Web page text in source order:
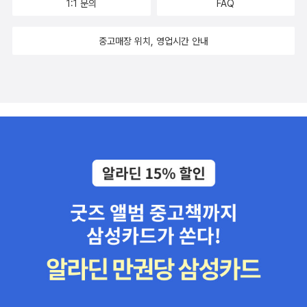
방향이기 때문에 땅으로 처지면 죽음을 당하는 것으로 되어 있다._ 강
하지만, 시인은 아킬레우스를 한 단계 성장시킨다. 바로 <일리아스>
마음과 사지에서 떠나자 자리에서 벌떡 일어나 노인의 손을 잡고 일
으켜 세우더니 노인의 흰 머리와 흰 수염을 불쌍히 여겨 그를 향해 이
렇게 물 흐르듯 거침없이 말했다. '아아, 불쌍하신 분! 그대는 마음속
으로 많은 불행을 참았소이다...(513 ~ 518)... 아무리 괴롭더라도 우
리의 슬픔은 마음속에 누워 있도록 내버려둡시다. 싸늘한 통곡은 아
무런 도움도 되지 않을 테니까요. 그렇게 신들은 비참한 인간들의 운
명을 정해놓으셨소. 괴로워하며 살아가도록 말이오. 하나 그분들 자
부를 수가 없었을 것이다. 그런데 여인들은 그런 오르페우스를 그냥
달라고 밤낮으로 오르페우스에게 애원했다. 그러나 남산 위의 저 소
르페우스가 하데스 왕과 페르세포네 왕비의 배려로 다시 에우리디케
를 만나게 된 것이다. 살아서 같이 행복한 것과 죽어서 영원히 같이 행
복한 것. 어느 것이더 낫냐를 따지는 것은 무의미한 일일 것이다. 돌
아보지 말라고 하면 끝까지 돌아보지 말아야 한다. “앞으로는 내가
퇴근하고 집에 일찍 들어오라고하면, 그 누가 뒤에서 당신 이름 부르
며 술 마시자고 해도 절대 뒤를 돌아보면 안 되요. 알았죠? ~~
~ “ 마눌님의 2016년 새해 신년사다. 아마 지엄하신 그 분부를 어기
시대>는 과학책 읽는 독자가 많았으면 아까운 책으로 선정되지 않았
술의 조건>이나 <진리와 방법>, <영국 노동운동의 역사>, <성찰하
는 삶>, <한중일이 함께 쓴 동아시아 근현대사>, <헌법 사용 설명서
>, <과학을 성찰하다>의 경우 나도 강추하고 싶은 책 중 하나다.
1:1 문의 FAQ
중고매장 위치, 영업시간 안내